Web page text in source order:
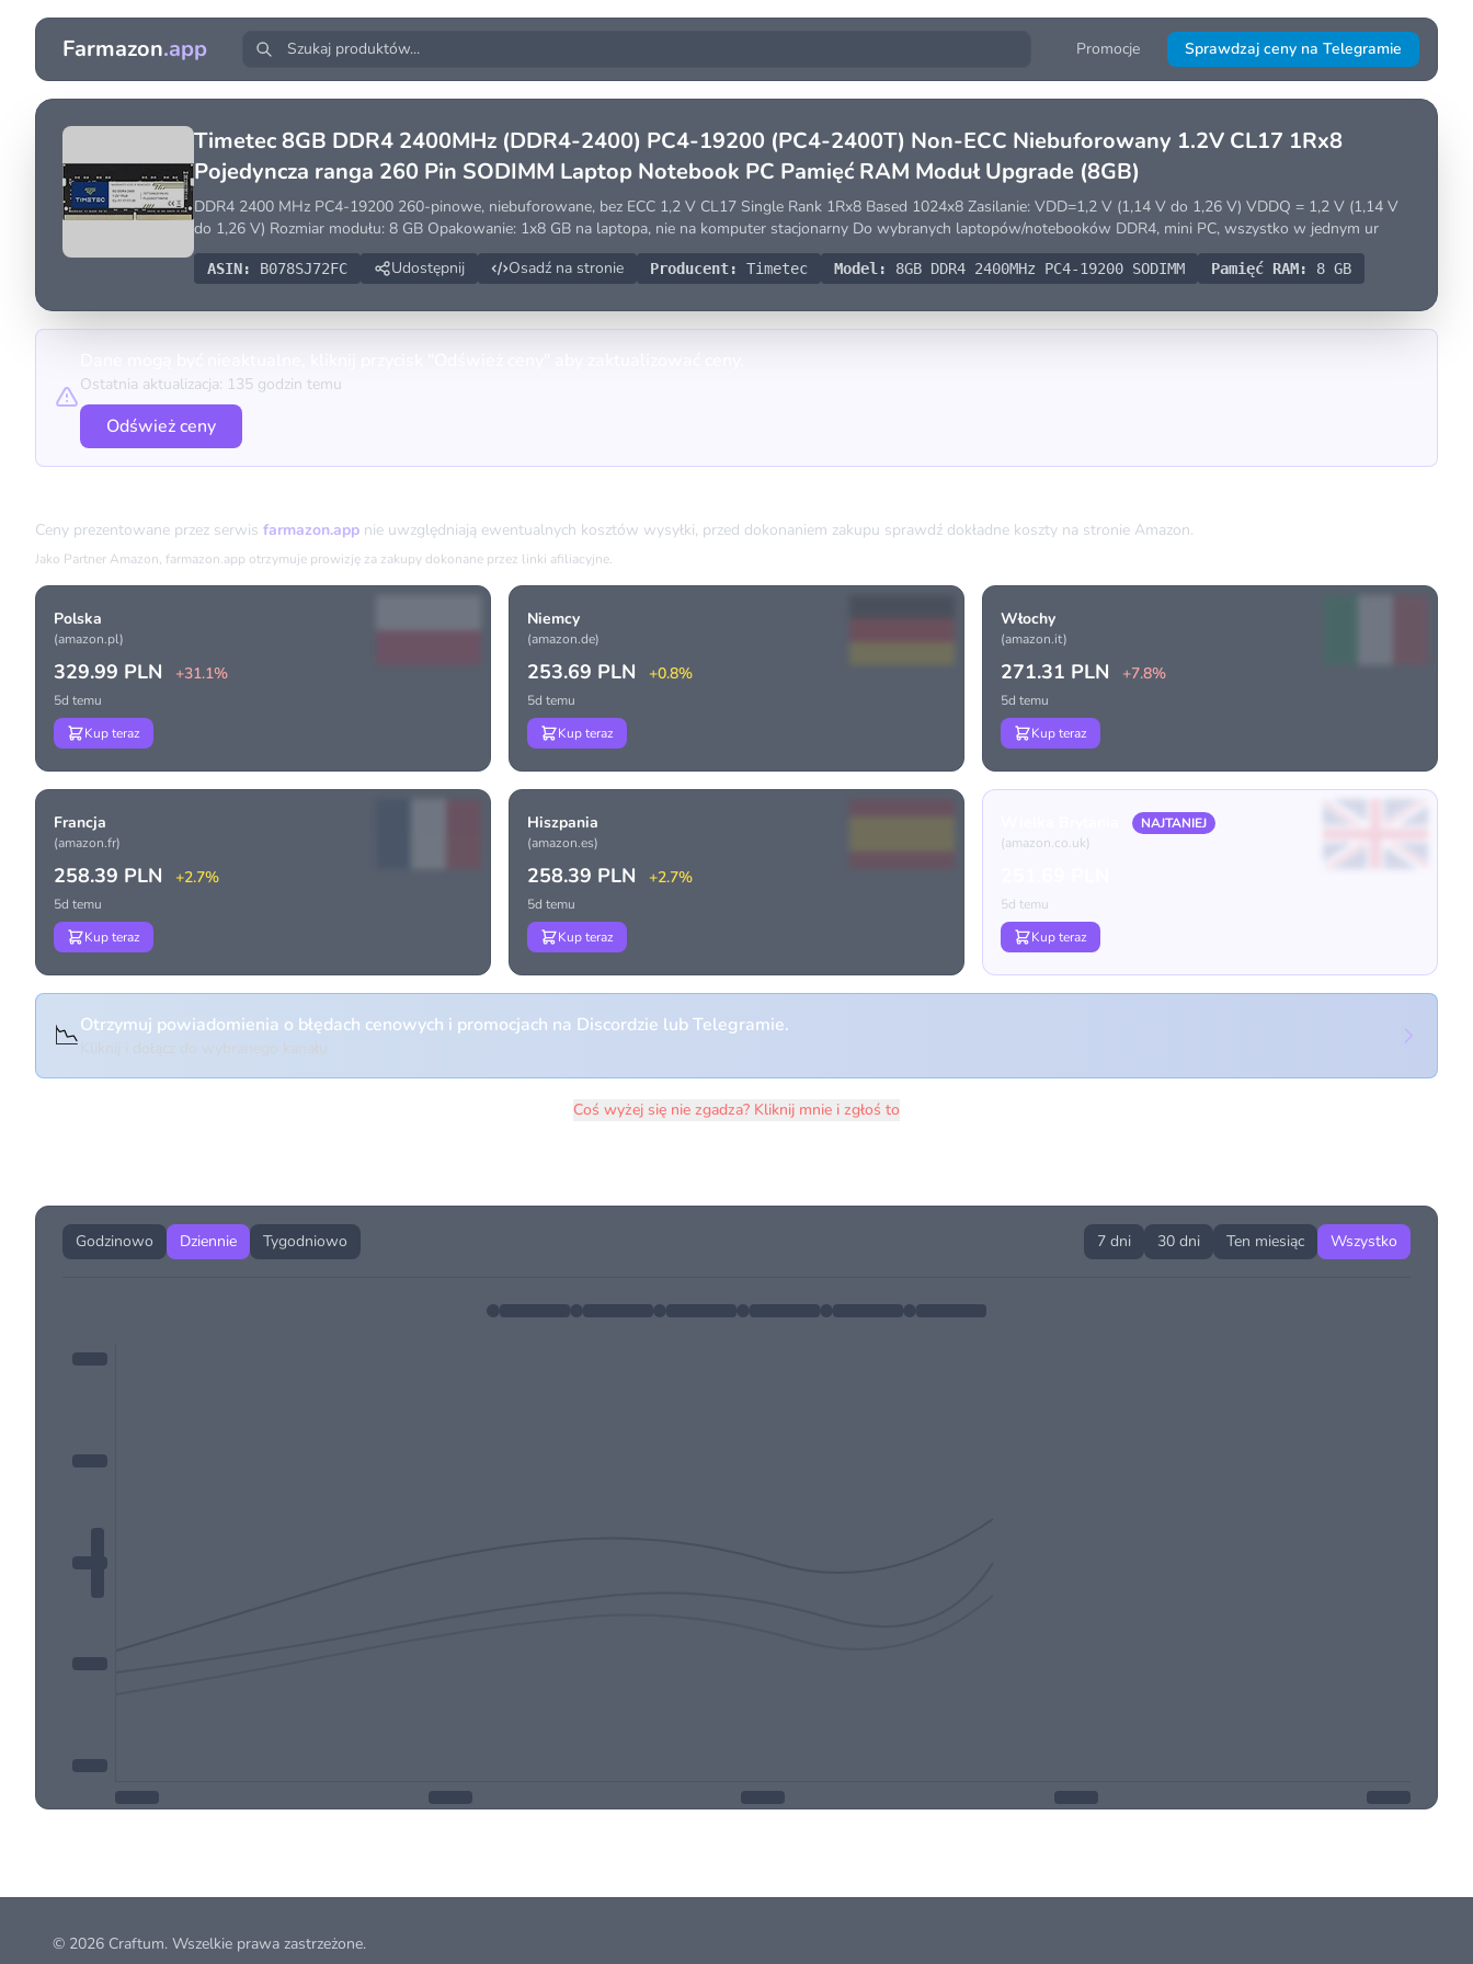
Farmazon.app Promocje Sprawdzaj ceny na Telegramie
Timetec 8GB DDR4 2400MHz (DDR4-2400) PC4-19200 (PC4-2400T) Non-ECC Niebuforowany 1.2V CL17 1Rx8
Pojedyncza ranga 260 Pin SODIMM Laptop Notebook PC Pamięć RAM Moduł Upgrade (8GB)
DDR4 2400 MHz PC4-19200 260-pinowe, niebuforowane, bez ECC 1,2 V CL17 Single Rank 1Rx8 Based 1024x8 Zasilanie: VDD=1,2 V (1,14 V do 1,26 V) VDDQ = 1,2 V (1,14 V
do 1,26 V) Rozmiar modułu: 8 GB Opakowanie: 1x8 GB na laptopa, nie na komputer stacjonarny Do wybranych laptopów/notebooków DDR4, mini PC, wszystko w jednym ur
ASIN: B078SJ72FC Udostępnij Osadź na stronie Producent: Timetec Model: 8GB DDR4 2400MHz PC4-19200 SODIMM Pamięć RAM: 8 GB
Ostatnia aktualizacja: 135 godzin temu
Odśwież ceny
Ceny prezentowane przez serwis farmazon.app nie uwzględniają ewentualnych kosztów wysyłki, przed dokonaniem zakupu sprawdź dokładne koszty na stronie Amazon.
Jako Partner Amazon, farmazon.app otrzymuje prowizję za zakupy dokonane przez linki afiliacyjne.
Polska
(amazon.pl)
329.99 PLN +31.1%
5d temu
Kup teraz
Niemcy
(amazon.de)
253.69 PLN +0.8%
5d temu
Kup teraz
Włochy
(amazon.it)
271.31 PLN +7.8%
5d temu
Kup teraz
Francja
(amazon.fr)
258.39 PLN +2.7%
5d temu
Kup teraz
Hiszpania
(amazon.es)
258.39 PLN +2.7%
5d temu
Kup teraz
NAJTANIEJ
(amazon.co.uk)
5d temu
Kup teraz
📉Otrzymuj powiadomienia o błędach cenowych i promocjach na Discordzie lub Telegramie.
Coś wyżej się nie zgadza? Kliknij mnie i zgłoś to
Godzinowo Dziennie Tygodniowo 7 dni 30 dni Ten miesiąc Wszystko
© 2026 Craftum. Wszelkie prawa zastrzeżone.